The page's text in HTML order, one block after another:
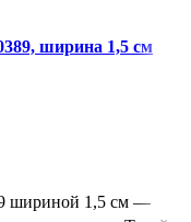
ширина 1,5 см
шириной 1,5 см —